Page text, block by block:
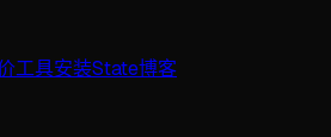
工具安装State博客